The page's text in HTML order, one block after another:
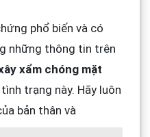
phổ biến và có
những thông tin trên
xẩm chóng mặt
trạng này. Hãy luôn
bản thân và